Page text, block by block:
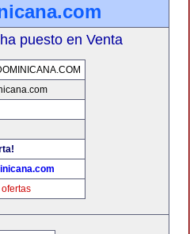
puesto en Venta